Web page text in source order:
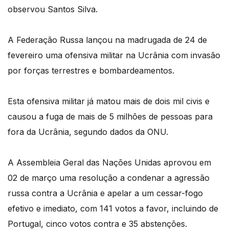
observou Santos Silva.
A Federação Russa lançou na madrugada de 24 de
fevereiro uma ofensiva militar na Ucrânia com invasão
por forças terrestres e bombardeamentos.
Esta ofensiva militar já matou mais de dois mil civis e
causou a fuga de mais de 5 milhões de pessoas para
fora da Ucrânia, segundo dados da ONU.
A Assembleia Geral das Nações Unidas aprovou em
02 de março uma resolução a condenar a agressão
russa contra a Ucrânia e apelar a um cessar-fogo
efetivo e imediato, com 141 votos a favor, incluindo de
Portugal, cinco votos contra e 35 abstenções.